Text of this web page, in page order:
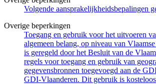
Volgende aansprakelijkheidsbepalingen
Overige beperkingen
Toegang en gebruik voor het uitvoeren
algemeen belang, op niveau van
is geregeld door het Besluit van de
regels voor toegang en gebruik van
gegevensbronnen toegevoegd aan de
GDI-Vlaanderen. Dit gebruik is